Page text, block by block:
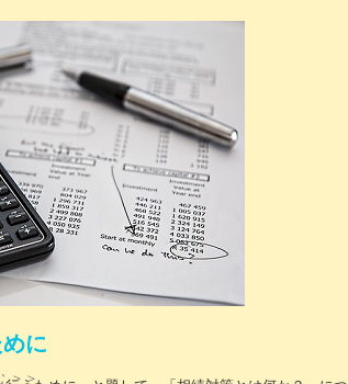
に
＞＞